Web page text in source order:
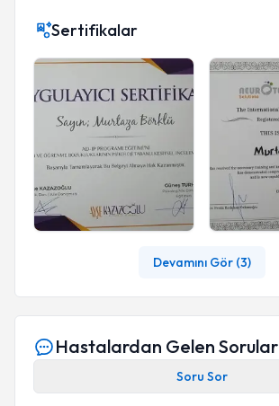
Sertifikalar
Devamını Gör (3)
Hastalardan Gelen Sorular
Soru Sor